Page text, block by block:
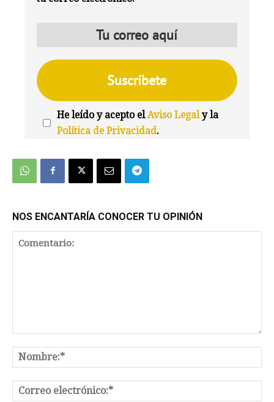
He leído y acepto elAviso Legaly la
Política de Privacidad.
NOS ENCANTARÍA CONOCER TU OPINIÓN